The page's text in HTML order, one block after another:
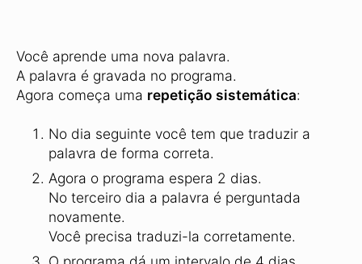
Você aprende uma nova palavra.
A palavra é gravada no programa.
Agora começa uma repetição sistemática:
No dia seguinte você tem que traduzir a
palavra de forma correta.
Agora o programa espera 2 dias.
No terceiro dia a palavra é perguntada
novamente.
Você precisa traduzi-la corretamente.